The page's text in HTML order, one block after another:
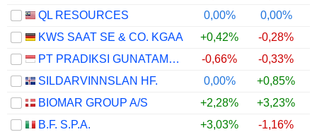
QL RESOURCES
0,00% 0,00%
KWS SAAT SE & CO. KGAA
+0,42% -0,28%
PT PRADIKSI GUNATAMA TBK
-0,66% -0,33%
SILDARVINNSLAN HF.
0,00% +0,85%
BIOMAR GROUP A/S
+2,28% +3,23%
B.F. S.P.A.
+3,03% -1,16%